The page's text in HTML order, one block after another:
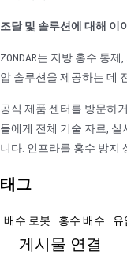
조달 및 솔루션에 대해 이
ZONDAR는 지방 홍수 통
압 솔루션을 제공하는 데
공식 제품 센터를 방문하
들에게 전체 기술 자료,
니다. 인프라를 홍수 방지
태그
배수 로봇 홍수 배수 유
게시물 연결